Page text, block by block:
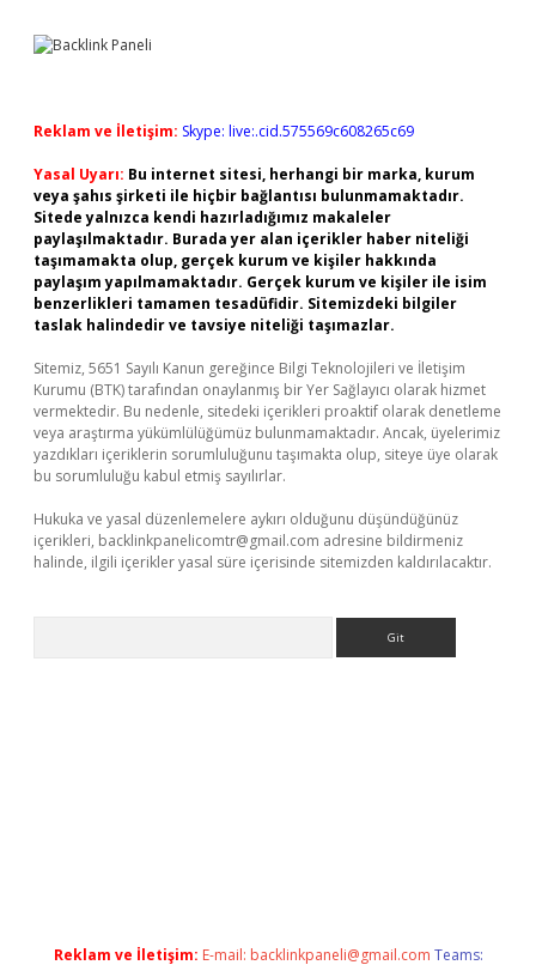
Reklam ve İletişim: Skype: live:.cid.575569c608265c69
Yasal Uyarı: Bu internet sitesi, herhangi bir marka, kurum
veya şahıs şirketi ile hiçbir bağlantısı bulunmamaktadır.
Sitede yalnızca kendi hazırladığımız makaleler
paylaşılmaktadır. Burada yer alan içerikler haber niteliği
taşımamakta olup, gerçek kurum ve kişiler hakkında
paylaşım yapılmamaktadır. Gerçek kurum ve kişiler ile isim
benzerlikleri tamamen tesadüfidir. Sitemizdeki bilgiler
taslak halindedir ve tavsiye niteliği taşımazlar.
Sitemiz, 5651 Sayılı Kanun gereğince Bilgi Teknolojileri ve İletişim
Kurumu (BTK) tarafından onaylanmış bir Yer Sağlayıcı olarak hizmet
vermektedir. Bu nedenle, sitedeki içerikleri proaktif olarak denetleme
veya araştırma yükümlülüğümüz bulunmamaktadır. Ancak, üyelerimiz
yazdıkları içeriklerin sorumluluğunu taşımakta olup, siteye üye olarak
bu sorumluluğu kabul etmiş sayılırlar.
Hukuka ve yasal düzenlemelere aykırı olduğunu düşündüğünüz
içerikleri, backlinkpanelicomtr@gmail.com adresine bildirmeniz
halinde, ilgili içerikler yasal süre içerisinde sitemizden kaldırılacaktır.
Reklam ve İletişim: E-mail: backlinkpaneli@gmail.com Teams: